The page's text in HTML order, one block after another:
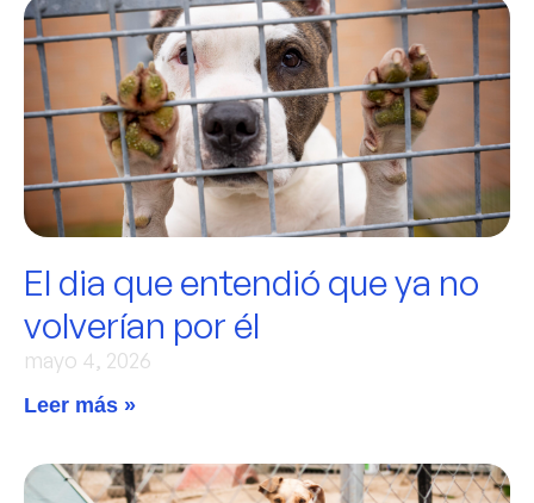
El dia que entendió que ya no
volverían por él
mayo 4, 2026
Leer más »